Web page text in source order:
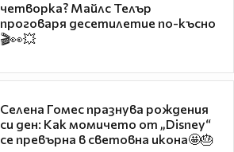
четворка? Майлс Телър
проговаря десетилетие по-късно
🎬👀💥
Селена Гомес празнува рождения
си ден: Как момичето от „Disney“
се превърна в световна икона🤩🎂